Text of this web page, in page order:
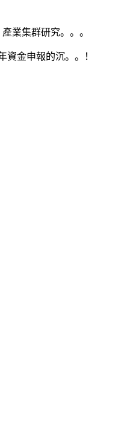
業集群研究。。。
金申報的沉。。！